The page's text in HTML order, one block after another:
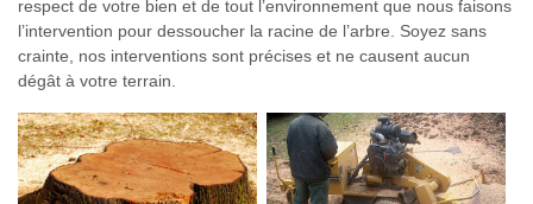
respect de votre bien et de tout l’environnement que nous faisons
l’intervention pour dessoucher la racine de l’arbre. Soyez sans
crainte, nos interventions sont précises et ne causent aucun
dégât à votre terrain.